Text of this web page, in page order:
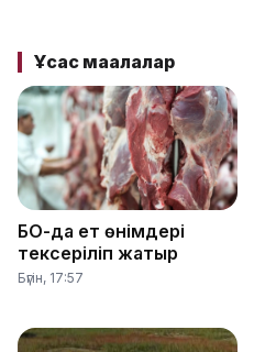
Ұқсас мақалалар
БҚО-да ет өнімдері
тексеріліп жатыр
Бүгін, 17:57